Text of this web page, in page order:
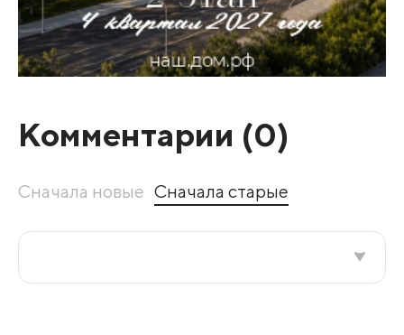
Комментарии (0)
Сначала новые Сначала старые